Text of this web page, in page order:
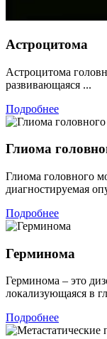
Астроцитома
Астроцитома
развивающаяся ...
Подробнее
Глиома
Глиома головного
диагностируемая
Подробнее
Герминома
Герминома – это
локализующаяся в
Подробнее